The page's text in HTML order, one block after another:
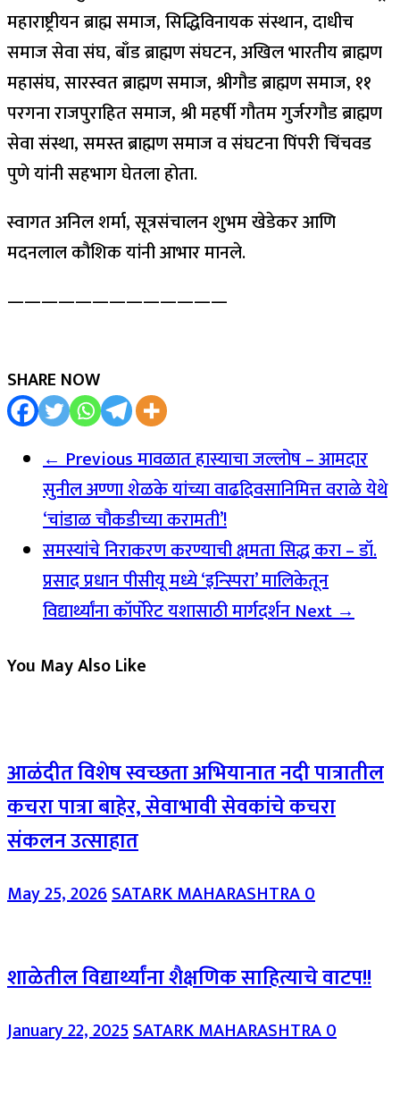
महाराष्ट्रीयन ब्राह्म समाज, सिद्धिविनायक संस्थान, दाधीच
समाज सेवा संघ, बाँड ब्राह्मण संघटन, अखिल भारतीय ब्राह्मण
महासंघ, सारस्वत ब्राह्मण समाज, श्रीगौड ब्राह्मण समाज, ११
परगना राजपुराहित समाज, श्री महर्षी गौतम गुर्जरगौड ब्राह्मण
सेवा संस्था, समस्त ब्राह्मण समाज व संघटना पिंपरी चिंचवड
पुणे यांनी सहभाग घेतला होता.
स्वागत अनिल शर्मा, सूत्रसंचालन शुभम खेडेकर आणि
मदनलाल कौशिक यांनी आभार मानले.
—————————————
SHARE NOW
← Previousमावळात हास्याचा जल्लोष – आमदार
सुनील अण्णा शेळके यांच्या वाढदिवसानिमित्त वराळे येथे
‘चांडाळ चौकडीच्या करामती’!
समस्यांचे निराकरण करण्याची क्षमता सिद्ध करा – डॉ.
प्रसाद प्रधान पीसीयू मध्ये ‘इन्स्पिरा’ मालिकेतून
विद्यार्थ्यांना कॉर्पोरेट यशासाठी मार्गदर्शनNext →
You May Also Like
आळंदीत विशेष स्वच्छता अभियानात नदी पात्रातील
कचरा पात्रा बाहेर, सेवाभावी सेवकांचे कचरा
संकलन उत्साहात
May 25, 2026SATARK MAHARASHTRA0
शाळेतील विद्यार्थ्यांना शैक्षणिक साहित्याचे वाटप!!
January 22, 2025SATARK MAHARASHTRA0